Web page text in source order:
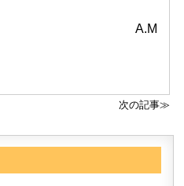
A.M
次の記事≫